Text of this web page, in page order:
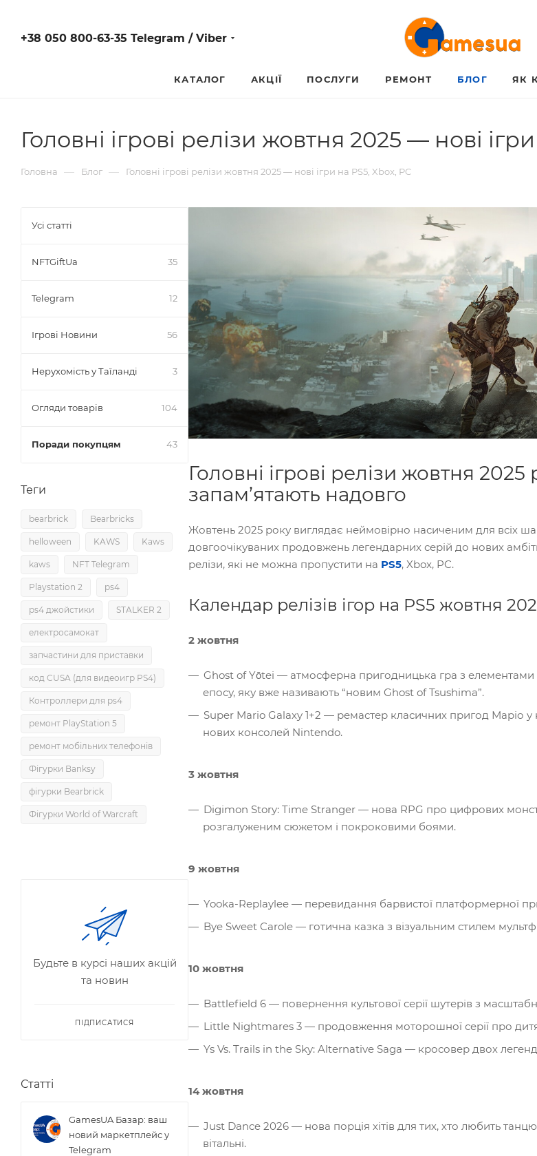
+38 050 800-63-35 Telegram / Viber
КАТАЛОГ АКЦІЇ ПОСЛУГИ РЕМОНТ БЛОГ ЯК
Головні ігрові релізи жовтня 2025 — нові
Головна — Блог — Головні ігрові релізи жовтня 2025 — нові ігри на PS5, Xbox, PC
Головні ігрові релізи жовтня
запам’ятають надовго
Жовтень 2025 року виглядає неймовірно насиченим для всіх
довгоочікуваних продовжень легендарних серій до нових
релізи, які не можна пропустити на PS5, Xbox, PC.
Календар релізів ігор на PS5 жовтня
2 жовтня
Ghost of Yōtei — атмосферна пригодницька гра з елементами
епосу, яку вже називають “новим Ghost of Tsushima”.
Super Mario Galaxy 1+2 — ремастер класичних пригод Маріо у
нових консолей Nintendo.
3 жовтня
Digimon Story: Time Stranger — нова RPG про цифрових
розгалуженим сюжетом і покроковими боями.
9 жовтня
Yooka-Replaylee — перевидання барвистої платформерної
Bye Sweet Carole — готична казка з візуальним стилем
10 жовтня
Battlefield 6 — повернення культової серії шутерів з
Little Nightmares 3 — продовження моторошної серії про
Ys Vs. Trails in the Sky: Alternative Saga — кросовер двох
14 жовтня
Just Dance 2026 — нова порція хітів для тих, хто любить
вітальні.
Усі статті
NFTGiftUa 35
Telegram 12
Ігрові Новини 56
Нерухомість у Таїланді 3
Огляди товарів 104
Поради покупцям 43
Теги
bearbrick Bearbricks
helloween KAWS Kaws
kaws NFT Telegram
Playstation 2 ps4
ps4 джойстики STALKER 2
електросамокат
запчастини для приставки
код CUSA (для видеоигр PS4)
Контроллери для ps4
ремонт PlayStation 5
ремонт мобільних телефонів
Фігурки Banksy
фігурки Bearbrick
Фігурки World of Warcraft
Будьте в курсі наших акцій
та новин
ПІДПИСАТИСЯ
Статті
GamesUA Базар: ваш
новий маркетплейс у
Telegram